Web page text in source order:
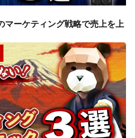
マーケティング戦略で売上を上